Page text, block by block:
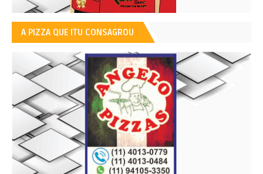
A PIZZA QUE ITU CONSAGROU